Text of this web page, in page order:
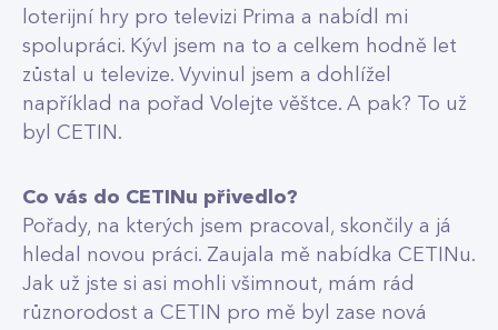
loterijní hry pro televizi Prima a nabídl mi
spolupráci. Kývl jsem na to a celkem hodně let
zůstal u televize. Vyvinul jsem a dohlížel
například na pořad Volejte věštce. A pak? To už
byl CETIN.
Co vás do CETINu přivedlo?
Pořady, na kterých jsem pracoval, skončily a já
hledal novou práci. Zaujala mě nabídka CETINu.
Jak už jste si asi mohli všimnout, mám rád
různorodost a CETIN pro mě byl zase nová